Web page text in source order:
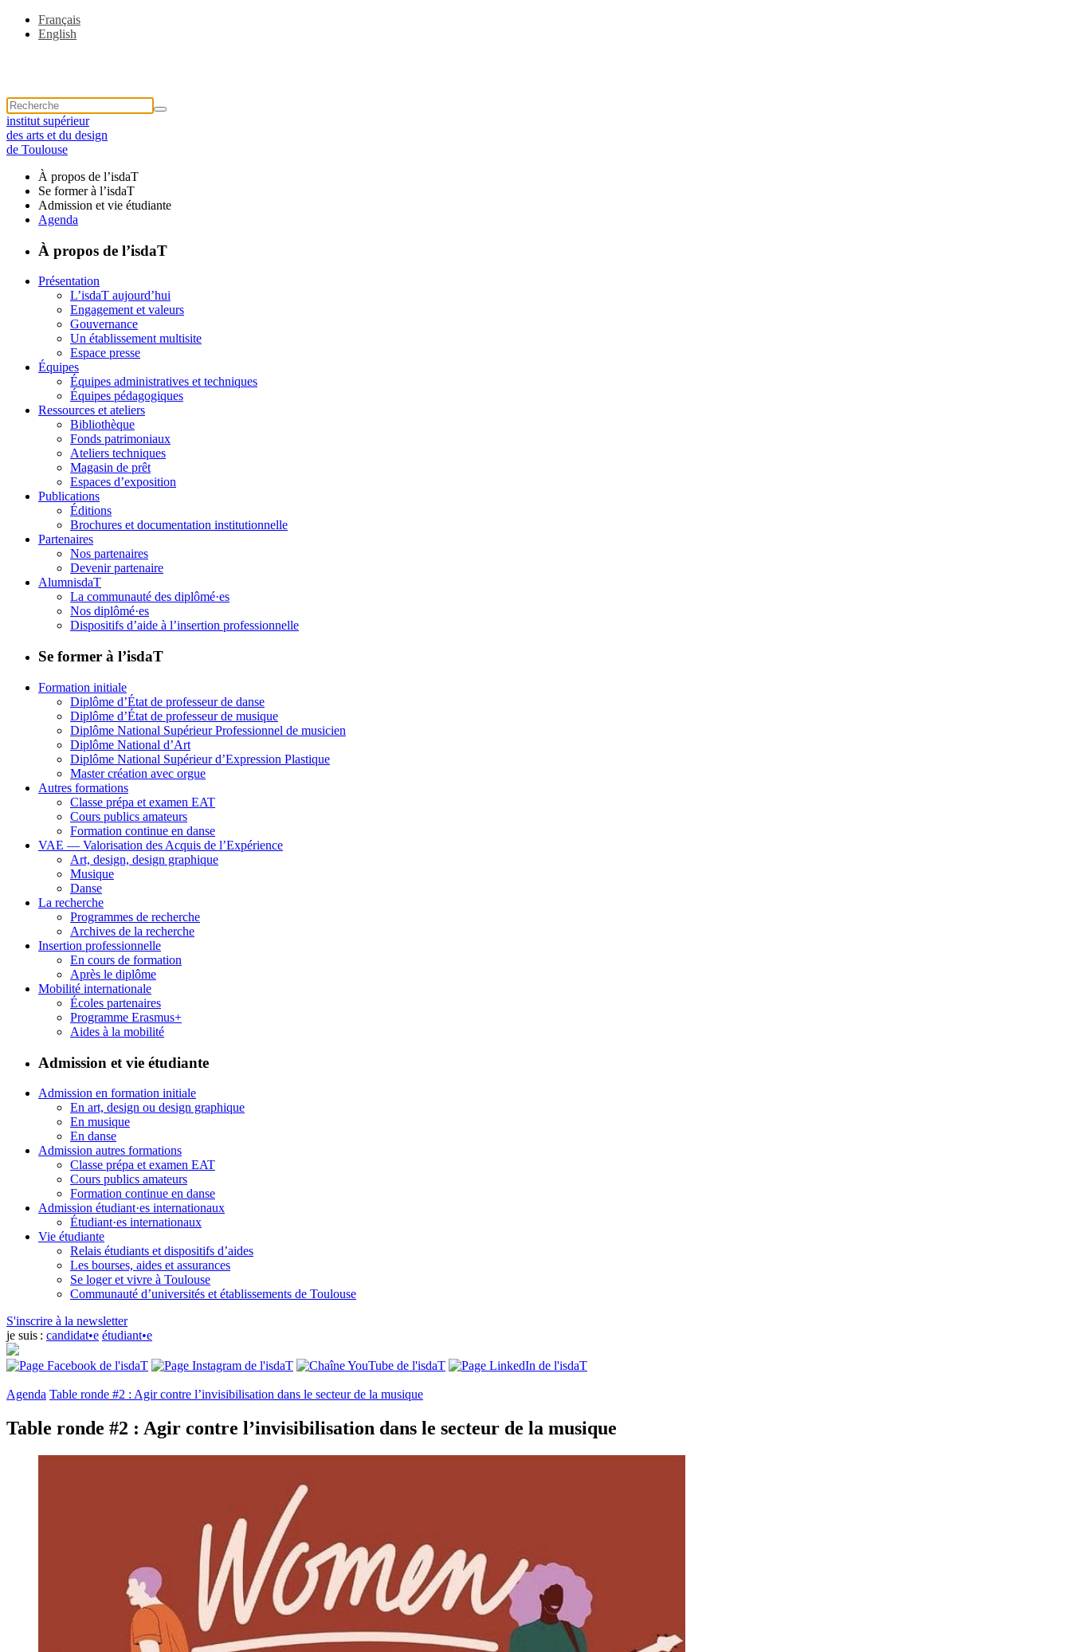
Français
English
institut supérieur
des arts et du design
de Toulouse
À propos de l’isdaT
Se former à l’isdaT
Admission et vie étudiante
Agenda
À propos de l’isdaT
Présentation
L’isdaT aujourd’hui
Engagement et valeurs
Gouvernance
Un établissement multisite
Espace presse
Équipes
Équipes administratives et techniques
Équipes pédagogiques
Ressources et ateliers
Bibliothèque
Fonds patrimoniaux
Ateliers techniques
Magasin de prêt
Espaces d’exposition
Publications
Éditions
Brochures et documentation institutionnelle
Partenaires
Nos partenaires
Devenir partenaire
AlumnisdaT
La communauté des diplômé·es
Nos diplômé·es
Dispositifs d’aide à l’insertion professionnelle
Se former à l’isdaT
Formation initiale
Diplôme d’État de professeur de danse
Diplôme d’État de professeur de musique
Diplôme National Supérieur Professionnel de musicien
Diplôme National d’Art
Diplôme National Supérieur d’Expression Plastique
Master création avec orgue
Autres formations
Classe prépa et examen EAT
Cours publics amateurs
Formation continue en danse
VAE — Valorisation des Acquis de l’Expérience
Art, design, design graphique
Musique
Danse
La recherche
Programmes de recherche
Archives de la recherche
Insertion professionnelle
En cours de formation
Après le diplôme
Mobilité internationale
Écoles partenaires
Programme Erasmus+
Aides à la mobilité
Admission et vie étudiante
Admission en formation initiale
En art, design ou design graphique
En musique
En danse
Admission autres formations
Classe prépa et examen EAT
Cours publics amateurs
Formation continue en danse
Admission étudiant·es internationaux
Étudiant·es internationaux
Vie étudiante
Relais étudiants et dispositifs d’aides
Les bourses, aides et assurances
Se loger et vivre à Toulouse
Communauté d’universités et établissements de Toulouse
S'inscrire à la newsletter
je suis : candidat•e étudiant•e
Agenda Table ronde #2 : Agir contre l’invisibilisation dans le secteur de la musique
Table ronde #2 : Agir contre l’invisibilisation dans le secteur de la musique